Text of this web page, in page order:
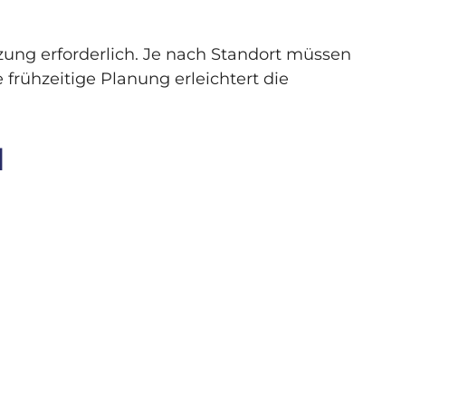
erforderlich. Je nach Standort müssen
frühzeitige Planung erleichtert die